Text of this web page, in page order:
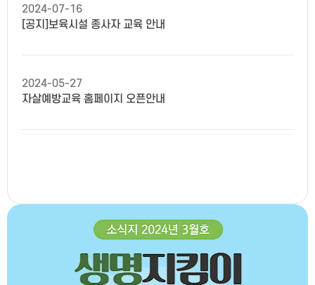
[공지]보육시설 종사자 교육 안내
2024-07-16
자살예방교육 홈페이지 오픈안내
2024-05-27